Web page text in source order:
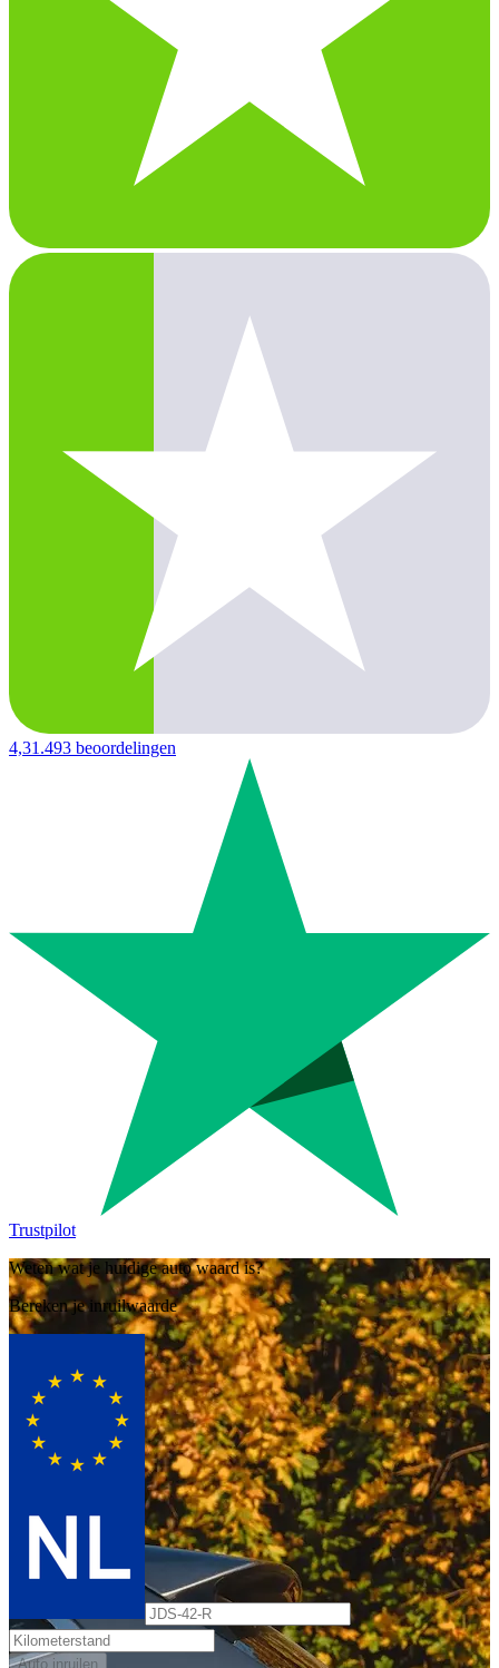
4,31.493 beoordelingen
Trustpilot
Weten wat je huidige auto waard is?
Bereken je inruilwaarde
Auto inruilen